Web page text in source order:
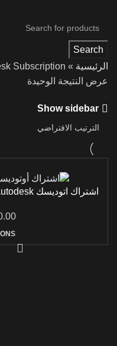
Search
الرئيسية »
Subscription
عرض النتيجة الوحيدة
Show sidebar